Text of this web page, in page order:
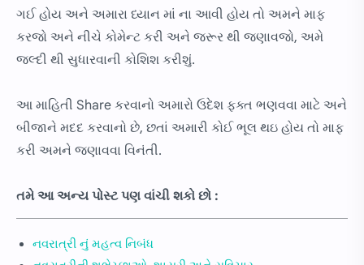
ગઈ હોય અને અમારા ધ્યાન માં ના આવી હોય તો અમને માફ
કરજો અને નીચે કોમેન્ટ કરી અને જરૂર થી જણાવજો, અમે
જલ્દી થી સુધારવાની કોશિશ કરીશું.
આ માહિતી Share કરવાનો અમારો ઉદેશ ફક્ત ભણવવા માટે અને
બીજાને મદદ કરવાનો છે, છતાં અમારી કોઈ ભૂલ થઇ હોય તો માફ
કરી અમને જણાવવા વિનંતી.
તમે આ અન્ય પોસ્ટ પણ વાંચી શકો છો :
નવરાત્રી નું મહત્વ નિબંધ